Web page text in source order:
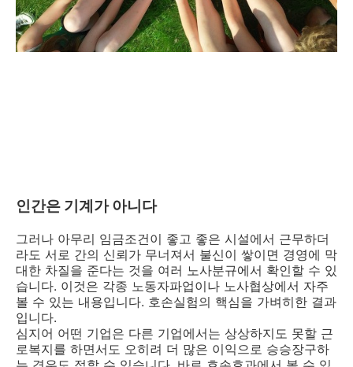
인간은 기계가 아니다
그러나 아무리 임금조건이 좋고 좋은 시설에서 근무하더
라도 서로 간의 신뢰가 무너져서 불신이 쌓이면 경영에 막
대한 차질을 준다는 것을 여러 노사분규에서 확인할 수 있
습니다. 이것은 각종 노동자파업이나 노사협상에서 자주
볼 수 있는 내용입니다. 호손실험의 핵심을 가벼히한 결과
입니다.
심지어 어떤 기업은 다른 기업에서는 상상하지도 못할 근
로복지를 하면서도 오히려 더 많은 이익으로 승승장구하